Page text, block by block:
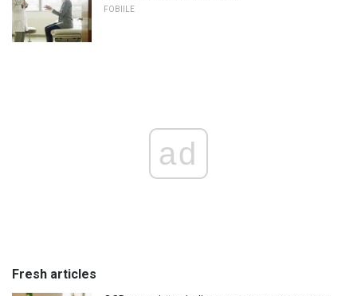
FOBIILE
ad
Fresh articles